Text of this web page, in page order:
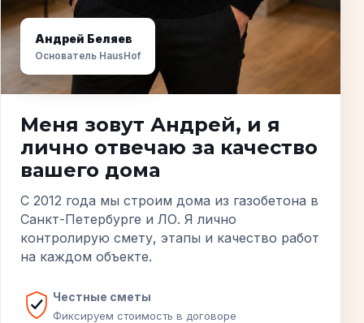
Андрей Беляев
Основатель HausHof
Меня зовут Андрей, и я
лично отвечаю за качество
вашего дома
С 2012 года мы строим дома из газобетона в
Санкт-Петербурге и ЛО. Я лично
контролирую смету, этапы и качество работ
на каждом объекте.
Честные сметы
Фиксируем стоимость в договоре